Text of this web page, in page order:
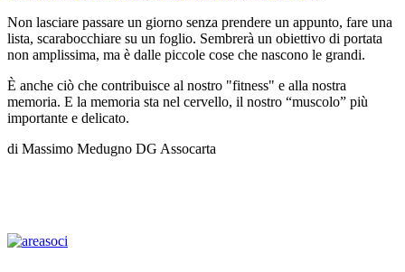
Non lasciare passare un giorno senza prendere un appunto, fare una
lista, scarabocchiare su un foglio. Sembrerà un obiettivo di portata
non amplissima, ma è dalle piccole cose che nascono le grandi.
È anche ciò che contribuisce al nostro "fitness" e alla nostra
memoria. E la memoria sta nel cervello, il nostro “muscolo” più
importante e delicato.
di Massimo Medugno DG Assocarta